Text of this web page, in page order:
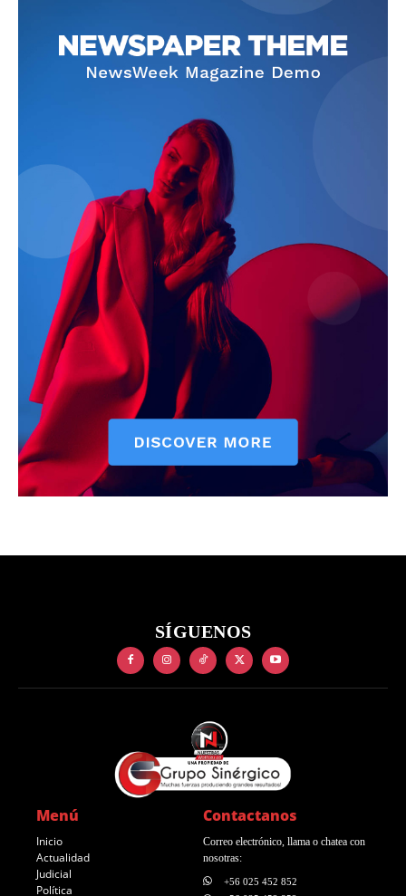
SÍGUENOS
Menú
Inicio
Actualidad
Judicial
Política
Contactanos
Correo electrónico, llama o chatea con
nosotras:
+56 025 452 852